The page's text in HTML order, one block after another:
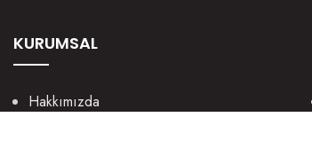
KURUMSAL
Hakkımızda